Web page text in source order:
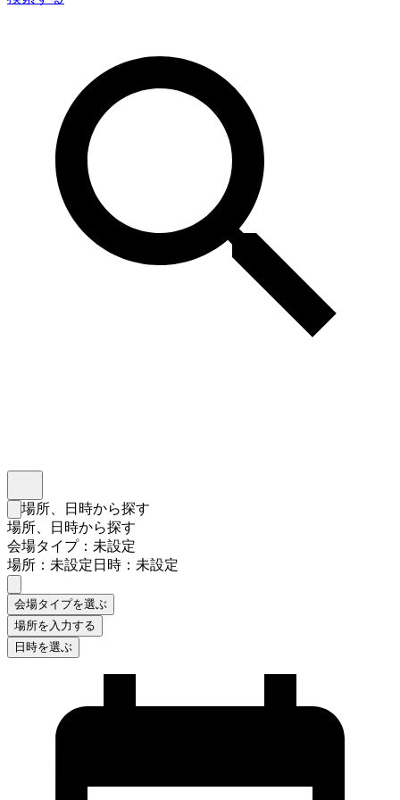
検索フォームを閉じる
場所、日時から探す
場所、日時から探す
会場タイプ：未設定
場所：未設定日時：未設定
会場タイプを選ぶ
場所を入力する
日時を選ぶ